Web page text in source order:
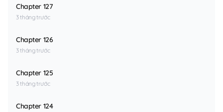
Chapter 127
3 tháng trước
Chapter 126
3 tháng trước
Chapter 125
3 tháng trước
Chapter 124